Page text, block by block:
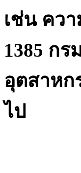
เช่น คว
1385 ก
อุตสาหก
ไป